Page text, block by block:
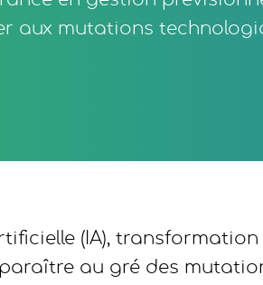
aux mutations
(IA),
au gré des